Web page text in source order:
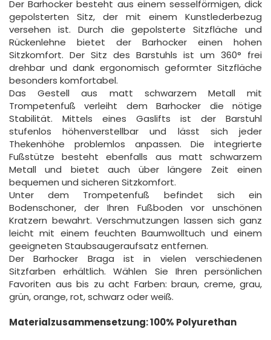
Der Barhocker besteht aus einem sesselförmigen, dick
gepolsterten Sitz, der mit einem Kunstlederbezug
versehen ist. Durch die gepolsterte Sitzfläche und
Rückenlehne bietet der Barhocker einen hohen
Sitzkomfort. Der Sitz des Barstuhls ist um 360° frei
drehbar und dank ergonomisch geformter Sitzfläche
besonders komfortabel.
Das Gestell aus matt schwarzem Metall mit
Trompetenfuß verleiht dem Barhocker die nötige
Stabilität. Mittels eines Gaslifts ist der Barstuhl
stufenlos höhenverstellbar und lässt sich jeder
Thekenhöhe problemlos anpassen. Die integrierte
Fußstütze besteht ebenfalls aus matt schwarzem
Metall und bietet auch über längere Zeit einen
bequemen und sicheren Sitzkomfort.
Unter dem Trompetenfuß befindet sich ein
Bodenschoner, der Ihren Fußboden vor unschönen
Kratzern bewahrt. Verschmutzungen lassen sich ganz
leicht mit einem feuchten Baumwolltuch und einem
geeigneten Staubsaugeraufsatz entfernen.
Der Barhocker Braga ist in vielen verschiedenen
Sitzfarben erhältlich. Wählen Sie Ihren persönlichen
Favoriten aus bis zu acht Farben: braun, creme, grau,
grün, orange, rot, schwarz oder weiß.
Materialzusammensetzung: 100% Polyurethan